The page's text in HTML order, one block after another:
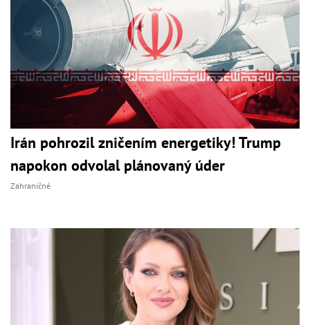
Irán pohrozil zničením energetiky! Trump
napokon odvolal plánovaný úder
Zahraničné